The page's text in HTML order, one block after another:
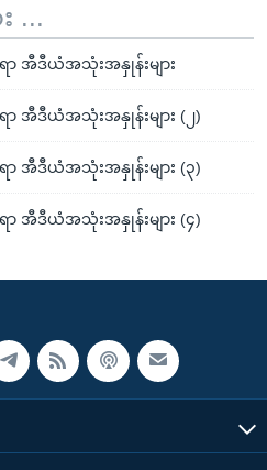
...
အီဒီယံအသုံးအနှုန်းများ
အီဒီယံအသုံးအနှုန်းများ (၂)
အီဒီယံအသုံးအနှုန်းများ (၃)
အီဒီယံအသုံးအနှုန်းများ (၄)